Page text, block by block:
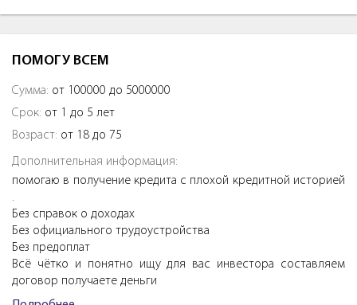
ПОМОГУ ВСЕМ
Сумма: от 100000 до 5000000
Срок: от 1 до 5 лет
Возраст: от 18 до 75
Дополнительная информация:
помогаю в получение кредита с плохой кредитной историей
.
Без справок о доходах
Без официального трудоустройства
Без предоплат
Всё чётко и понятно ищу для вас инвестора составляем
договор получаете деньги